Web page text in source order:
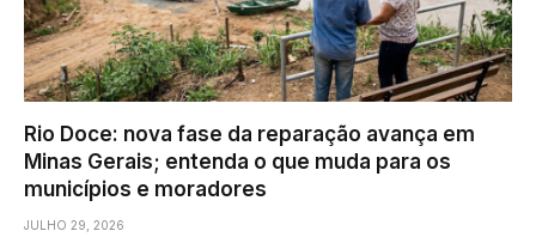
Rio Doce: nova fase da reparação avança em
Minas Gerais; entenda o que muda para os
municípios e moradores
JULHO 29, 2026